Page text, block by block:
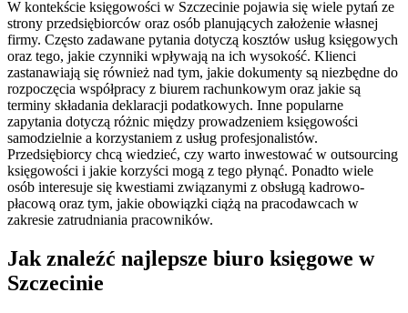
W kontekście księgowości w Szczecinie pojawia się wiele pytań ze
strony przedsiębiorców oraz osób planujących założenie własnej
firmy. Często zadawane pytania dotyczą kosztów usług księgowych
oraz tego, jakie czynniki wpływają na ich wysokość. Klienci
zastanawiają się również nad tym, jakie dokumenty są niezbędne do
rozpoczęcia współpracy z biurem rachunkowym oraz jakie są
terminy składania deklaracji podatkowych. Inne popularne
zapytania dotyczą różnic między prowadzeniem księgowości
samodzielnie a korzystaniem z usług profesjonalistów.
Przedsiębiorcy chcą wiedzieć, czy warto inwestować w outsourcing
księgowości i jakie korzyści mogą z tego płynąć. Ponadto wiele
osób interesuje się kwestiami związanymi z obsługą kadrowo-
płacową oraz tym, jakie obowiązki ciążą na pracodawcach w
zakresie zatrudniania pracowników.
Jak znaleźć najlepsze biuro księgowe w
Szczecinie